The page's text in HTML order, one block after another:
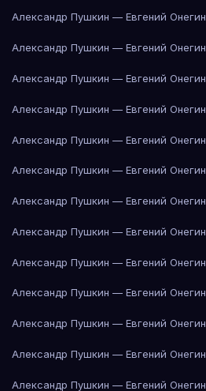
Александр Пушкин — Евгений Онегин
Александр Пушкин — Евгений Онегин
Александр Пушкин — Евгений Онегин
Александр Пушкин — Евгений Онегин
Александр Пушкин — Евгений Онегин
Александр Пушкин — Евгений Онегин
Александр Пушкин — Евгений Онегин
Александр Пушкин — Евгений Онегин
Александр Пушкин — Евгений Онегин
Александр Пушкин — Евгений Онегин
Александр Пушкин — Евгений Онегин
Александр Пушкин — Евгений Онегин
Александр Пушкин — Евгений Онегин